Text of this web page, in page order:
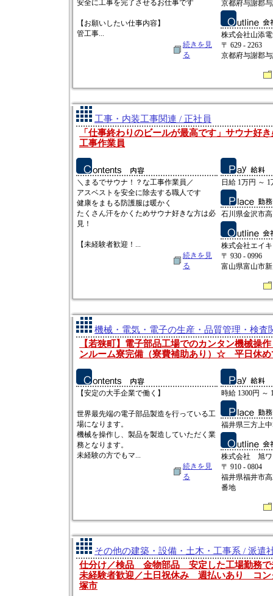
安全に工事を完了させるお仕事です
【お願いしたい仕事内容】
管工事...
続きを見
る
京都府与謝郡
株式会社山添
〒 629 - 2263
京都府与謝郡
工事・内装工事関連 / 正社員
「仕事終わりのビールが最高です」サウナ好
工事作業員
＼まるでサウナ！？な工事作業員／
アスベストを安全に除去する職人です
健康をまもる防護服は暖かく
たくさん汗をかくためサウナ好きな方は必
見！
【未経験者歓迎！...
続きを見
る
日給 1万円 ～ 1
石川県金沢市
株式会社エイキ
〒 930 - 0996
富山県富山市
機械・電気・電子の生産・品質管理・検査
【若狭町】電子部品工場でのカンタン機械
ンルーム寮完備（寮費補助あり）☆ 平日休め
【安定の大手企業で働く】
世界最先端の電子部品製造を行っている工
場になります。
機械を操作し、製品を製造していただく業
務となります。
未経験の方でもマ...
続きを見
る
時給 1300円 ～
福井県三方上
株式会社 旭ワ
〒 910 - 0804
福井県福井市
番地
その他の建築・設備・土木・工事系 / 派遣
仕分け／検品 金物部品 安定した工場勤務
未経験者歓迎／土日祝休み 週払いあり コ
塚市